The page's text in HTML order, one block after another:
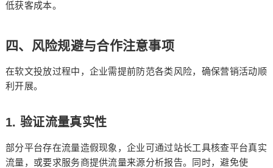
低获客成本。
四、风险规避与合作注意事项
在软文投放过程中，企业需提前防范各类风险，确保营销活动顺
利开展。
1. 验证流量真实性
部分平台存在流量造假现象，企业可通过站长工具核查平台真实
流量，或要求服务商提供流量来源分析报告。同时，避免使